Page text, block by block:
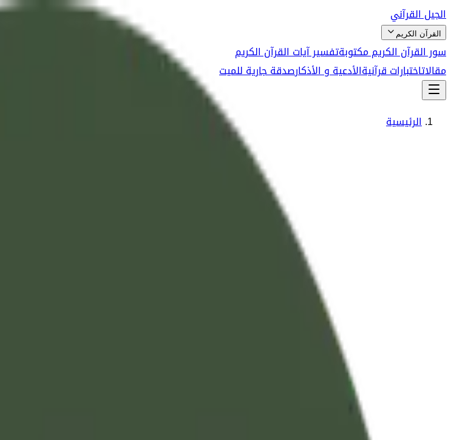
الجيل القرآني
القرآن الكريم
سور القرآن الكريم مكتوبةتفسير آيات القرآن الكريم
مقالاتاختبارات قرآنيةالأدعية و الأذكارصدقة جارية للميت
الرئيسية